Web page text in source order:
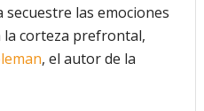
secuestre las emociones
corteza prefrontal,
, el autor de la